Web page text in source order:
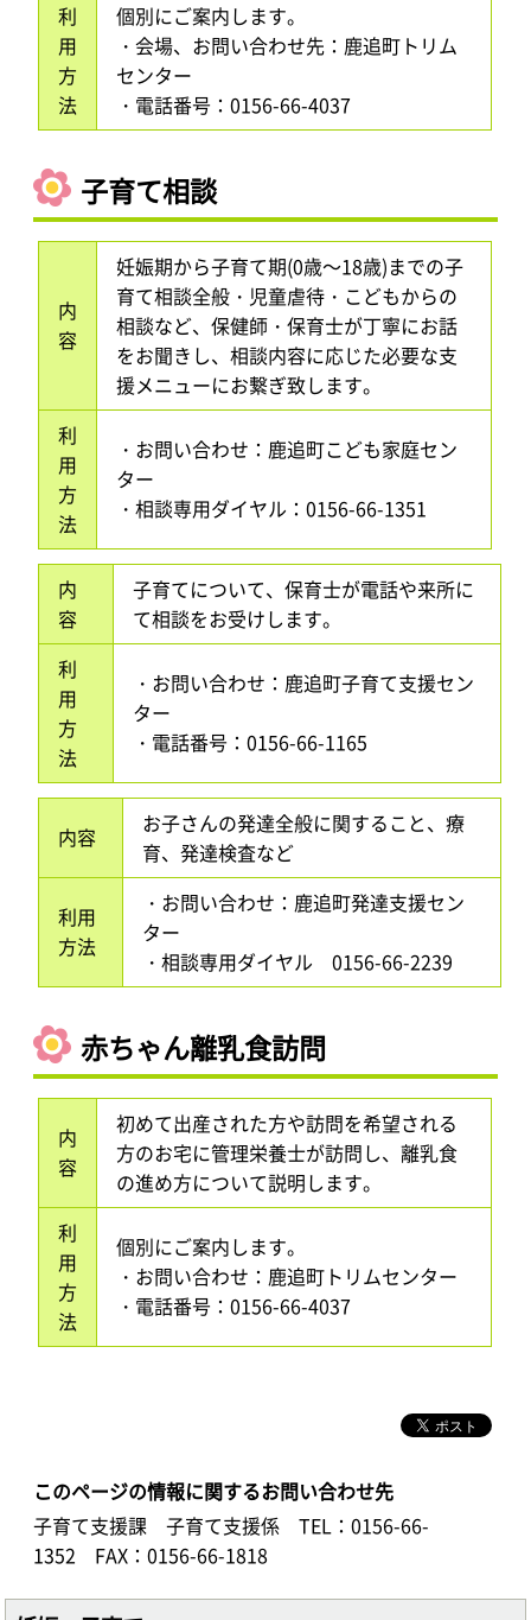
利
用
方
法
個別にご案内します。
・会場、お問い合わせ先：鹿追町トリム
センター
・電話番号：0156-66-4037
子育て相談
内
容
妊娠期から子育て期(0歳～18歳)までの子
育て相談全般・児童虐待・こどもからの
相談など、保健師・保育士が丁寧にお話
をお聞きし、相談内容に応じた必要な支
援メニューにお繋ぎ致します。
利
用
方
法
・お問い合わせ：鹿追町こども家庭セン
ター
・相談専用ダイヤル：0156-66-1351
内
容
子育てについて、保育士が電話や来所に
て相談をお受けします。
利
用
方
法
・お問い合わせ：鹿追町子育て支援セン
ター
・電話番号：0156-66-1165
内容
お子さんの発達全般に関すること、療
育、発達検査など
利用
方法
・お問い合わせ：鹿追町発達支援セン
ター
・相談専用ダイヤル 0156-66-2239
赤ちゃん離乳食訪問
内
容
初めて出産された方や訪問を希望される
方のお宅に管理栄養士が訪問し、離乳食
の進め方について説明します。
利
用
方
法
個別にご案内します。
・お問い合わせ：鹿追町トリムセンター
・電話番号：0156-66-4037
このページの情報に関するお問い合わせ先
子育て支援課 子育て支援係
TEL：0156-66-
1352
FAX：0156-66-1818